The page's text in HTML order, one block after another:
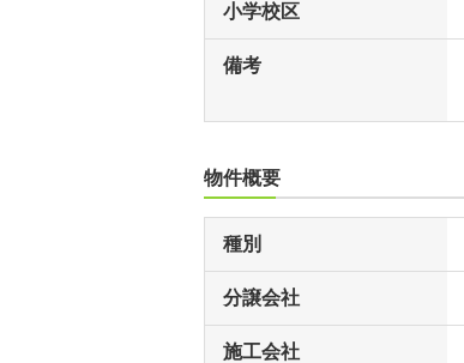
小学校区
備考
物件概要
種別
分譲会社
施工会社